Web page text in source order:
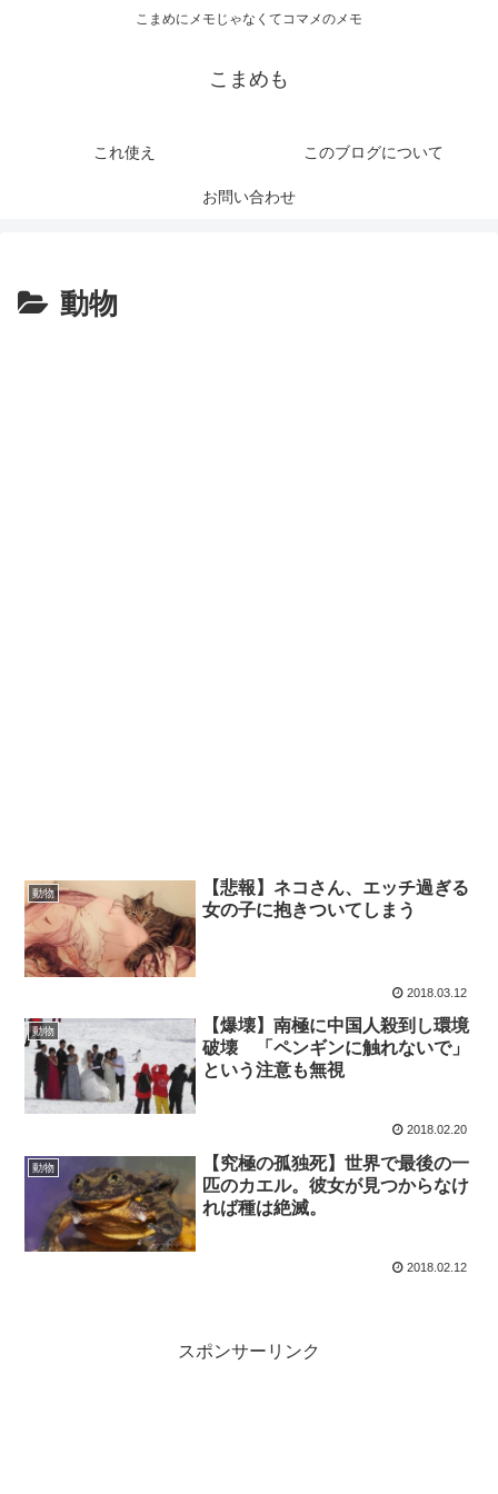
こまめにメモじゃなくてコマメのメモ
こまめも
これ使え このブログについて
お問い合わせ
動物
動物
【悲報】ネコさん、エッチ過ぎる
女の子に抱きついてしまう
2018.03.12
動物
【爆壊】南極に中国人殺到し環境
破壊 「ペンギンに触れないで」
という注意も無視
2018.02.20
動物
【究極の孤独死】世界で最後の一
匹のカエル。彼女が見つからなけ
れば種は絶滅。
2018.02.12
スポンサーリンク